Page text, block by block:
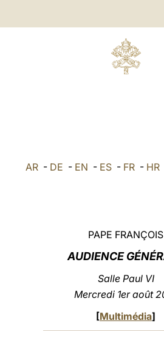
AR- DE - EN - ES- FR- HR
PAPE FRANÇOIS
AUDIENCE
Salle Paul VI
Mercredi 1er août
[Multimédia]